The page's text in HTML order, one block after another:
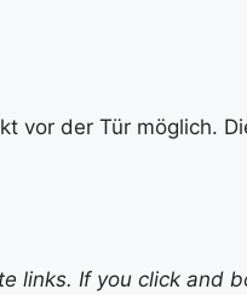
vor der Tür möglich.
If you click and